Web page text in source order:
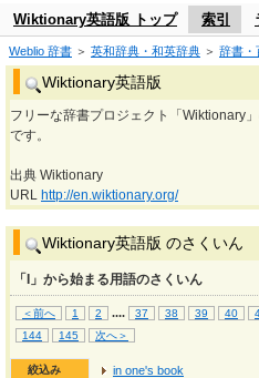
Wiktionary英語版 トップ 索引
Weblio 辞書 ＞ 英和辞典・和英辞典 ＞ 辞書・
Wiktionary英語版
フリーな辞書プロジェクト「Wiktionary
です。
出典 Wiktionary
URL http://en.wiktionary.org/
Wiktionary英語版 のさくいん
「I」から始まる用語のさくいん
＜前へ 1 2 .... 37 38 39 40
144 145 次へ＞
絞込み
in one's book